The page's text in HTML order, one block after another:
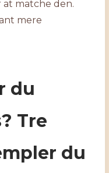
at matche den.
mere
du
Tre
du